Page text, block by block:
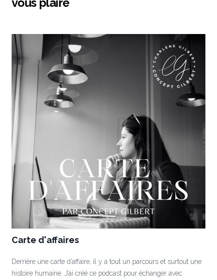
Carte d'affaires
Derrière une carte d’affaire, il y a tout un parcours et surtout une
histoire humaine. J’ai créé ce podcast pour échanger avec